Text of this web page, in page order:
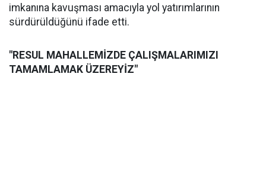
imkanına kavuşması amacıyla yol yatırımlarının
sürdürüldüğünü ifade etti.
"RESUL MAHALLEMİZDE ÇALIŞMALARIMIZI
TAMAMLAMAK ÜZEREYİZ"